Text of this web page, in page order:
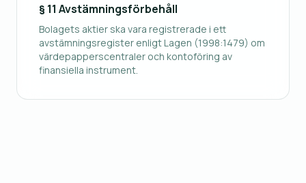
§ 11 Avstämningsförbehåll
Bolagets aktier ska vara registrerade i ett
avstämningsregister enligt Lagen (1998:1479) om
värdepapperscentraler och kontoföring av
finansiella instrument.